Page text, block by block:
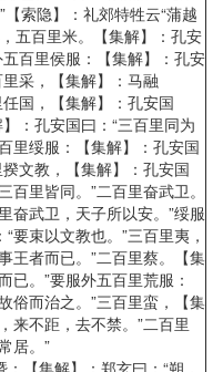
索隐】：礼郊特牲云“蒲越
五百里米。【集解】：孔安
百里侯服：【集解】：孔安
采，【集解】：马融
国，【集解】：孔安国
：孔安国曰：“三百里同为
里绥服：【集解】：孔安国
文教，【集解】：孔安国
里皆同。”二百里奋武卫。
奋武卫，天子所以安。”绥服
要束以文教也。”三百里夷，
王者而已。”二百里蔡。【集
已。”要服外五百里荒服：
俗而治之。”三百里蛮，【集
来不距，去不禁。”二百里
居。”
【集解】：郑玄曰：“朔，